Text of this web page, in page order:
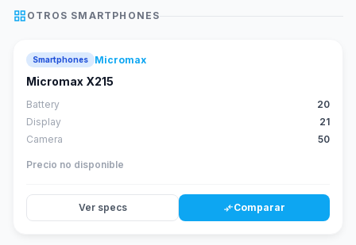
grid_view OTROS SMARTPHONES
Smartphones Micromax
Micromax X215
Battery
20
Display
21
Camera
50
Precio no disponible
Ver specs compare_arrowsComparar